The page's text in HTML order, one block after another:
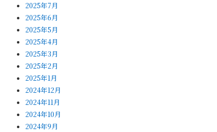
2025年7月
2025年6月
2025年5月
2025年4月
2025年3月
2025年2月
2025年1月
2024年12月
2024年11月
2024年10月
2024年9月